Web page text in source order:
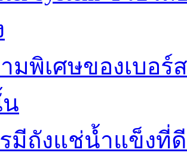
มพิเศษของเบอ
มีถังแช่น้ำแข็งที่